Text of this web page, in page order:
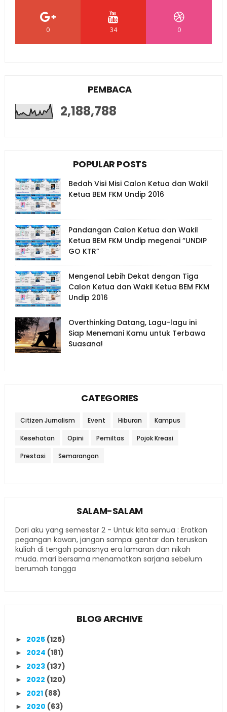
0 34 0
PEMBACA
2,188,788
POPULAR POSTS
Bedah Visi Misi Calon Ketua dan Wakil
Ketua BEM FKM Undip 2016
Pandangan Calon Ketua dan Wakil
Ketua BEM FKM Undip megenai “UNDIP
GO KTR”
Mengenal Lebih Dekat dengan Tiga
Calon Ketua dan Wakil Ketua BEM FKM
Undip 2016
Overthinking Datang, Lagu-lagu ini
Siap Menemani Kamu untuk Terbawa
Suasana!
CATEGORIES
Citizen Jurnalism Event Hiburan Kampus
Kesehatan Opini Pemiltas Pojok Kreasi
Prestasi Semarangan
SALAM-SALAM
Dari aku yang semester 2 - Untuk kita semua : Eratkan
pegangan kawan, jangan sampai gentar dan teruskan
kuliah di tengah panasnya era lamaran dan nikah
muda. mari bersama menamatkan sarjana sebelum
berumah tangga
BLOG ARCHIVE
► 2025 (125)
► 2024 (181)
► 2023 (137)
► 2022 (120)
► 2021 (88)
► 2020 (63)